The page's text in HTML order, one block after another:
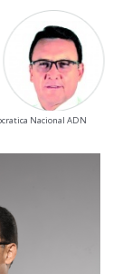
Nacional ADN